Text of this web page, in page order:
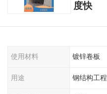
度快
使用材料 镀锌卷板
用途 钢结构工程